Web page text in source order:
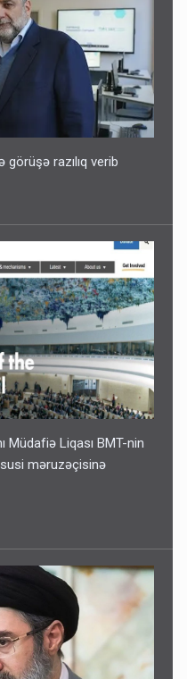
görüşə razılıq verib
Müdafiə Liqası BMT-nin
məruzəçisinə